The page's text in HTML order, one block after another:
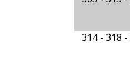
314 - 318 -